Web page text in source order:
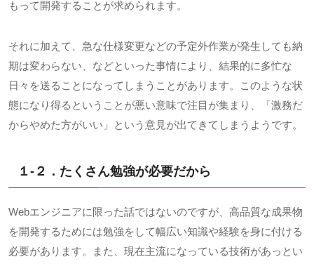
もって開発することが求められます。
それに加えて、急な仕様変更などの予定外作業が発生しても納
期は変わらない、などといった事情により、結果的に多忙な
日々を送ることになってしまうことがあります。このような状
態になり得るということが悪い意味で注目が集まり、「激務だ
からやめた方がいい」という意見が出てきてしまうようです。
１-２．たくさん勉強が必要だから
Webエンジニアに限った話ではないのですが、高品質な成果物
を開発するためには勉強をして幅広い知識や経験を身に付ける
必要があります。また、現在主流になっている技術があっとい